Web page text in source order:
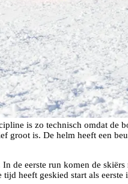
is zo technisch omdat
groot is. De helm heeft een
de eerste run komen de
heeft geskied start als